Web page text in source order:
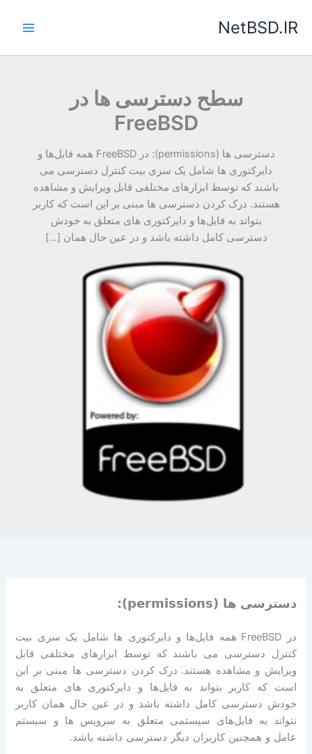
NetBSD.IR
سطح دسترسی ها در
FreeBSD
دسترسی ها (permissions): در FreeBSD همه فایل‌ها و
دایرکتوری ها شامل یک سری بیت کنترل دسترسی می
باشند که توسط ابزارهای مختلفی قابل ویرایش و مشاهده
هستند. درک کردن دسترسی ها مبنی بر این است که کاربر
بتواند به فایل‌ها و دایرکتوری های متعلق به خودش
دسترسی کامل داشته باشد و در عین حال همان […]
دسترسی ها (permissions):
در FreeBSD همه فایل‌ها و دایرکتوری ها شامل یک سری بیت
کنترل دسترسی می باشند که توسط ابزارهای مختلفی قابل
ویرایش و مشاهده هستند. درک کردن دسترسی ها مبنی بر این
است که کاربر بتواند به فایل‌ها و دایرکتوری های متعلق به
خودش دسترسی کامل داشته باشد و در عین حال همان کاربر
نتواند به فایل‌های سیستمی متعلق به سرویس ها و سیستم
عامل و همچنین کاربران دیگر دسترسی داشته باشد.